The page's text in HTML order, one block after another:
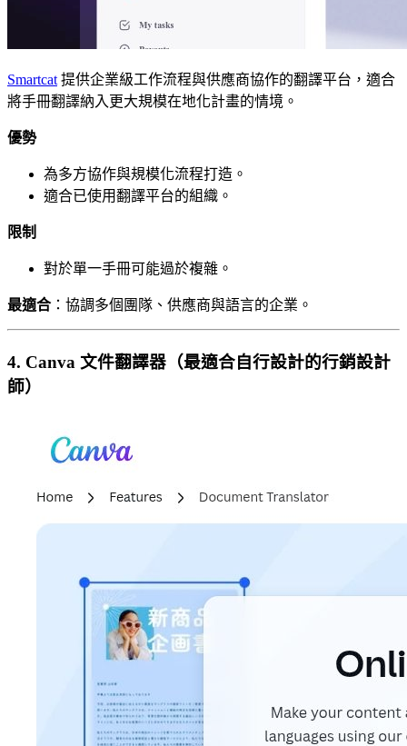
Smartcat提供企業級工作流程與供應商協作的翻譯平台，適合
將手冊翻譯納入更大規模在地化計畫的情境。
優勢
為多方協作與規模化流程打造。
適合已使用翻譯平台的組織。
限制
對於單一手冊可能過於複雜。
最適合 ：協調多個團隊、供應商與語言的企業。
4. Canva 文件翻譯器（最適合自行設計的行銷設計
師）